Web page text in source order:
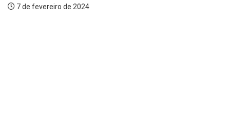
7 de fevereiro de 2024